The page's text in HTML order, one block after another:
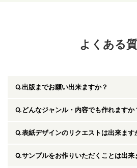
よくある
Q.出版までお願い出来ますか？
はい、例えばアマゾンPODで出版をする
などのお仕事で多く関わっているため、
通じて出版することが可能です。
Q.どんなジャンル・内容でも作れますか
はい、基本的にはどんなジャンル・内容
することが出来ません。あらかじめ御了
Q.表紙デザインのリクエストは出来ます
はい可能です。例えば絶版本のPODでの
Q.サンプルをお作りいただくことは出来